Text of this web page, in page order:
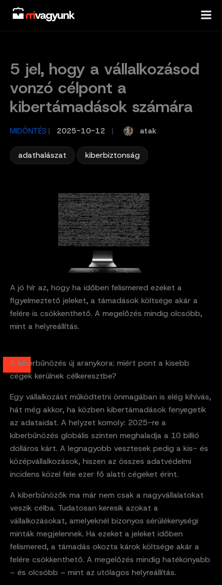
Skip
content
5 jel, hogy a vállalkozásod
vonzó célpont a
kibertámadások számára
MIDÖNTÉS / 2025-10-12 atak
adathalászat kiberbiztonság
A jó hír az, hogy ha időben felismered ezeket a
figyelmeztető jeleket, a támadások költsége akár a
felére is csökkenthető. A megelőzés mindig olcsóbb,
mint a helyreállítás.
A kiberbűnözés új aranykora: miért pont a kisebb
cégek kerülnek célkeresztbe?
Egy vállalkozást működtetni önmagában is elég kihívás,
hát még akkor, ha közben kibertámadások fenyegetik
az adataidat. A helyzet komoly: 2025-re a
kiberbűnözés globális szinten meghaladja a 10 billió
dolláros kárt. A legnagyobb vesztesek pedig a kis- és
középvállalkozások, hiszen az összes adatvédelmi
incidens közel fele ezer fő alatti cégeket érint.
A kiberbűnözők ma már nem csak a nagyvállalatokat
veszik célba. Tudatosan keresik azokat a
vállalkozásokat, amelyeknél bizonyos sérülékenységi
minták megjelennek. Ha ezeket a jeleket időben
felismered, a támadás okozta károk költsége akár a
felére csökkenthető. A megelőzés mindig hatékonyabb
– és olcsóbb – mint az utólagos helyreállítás.